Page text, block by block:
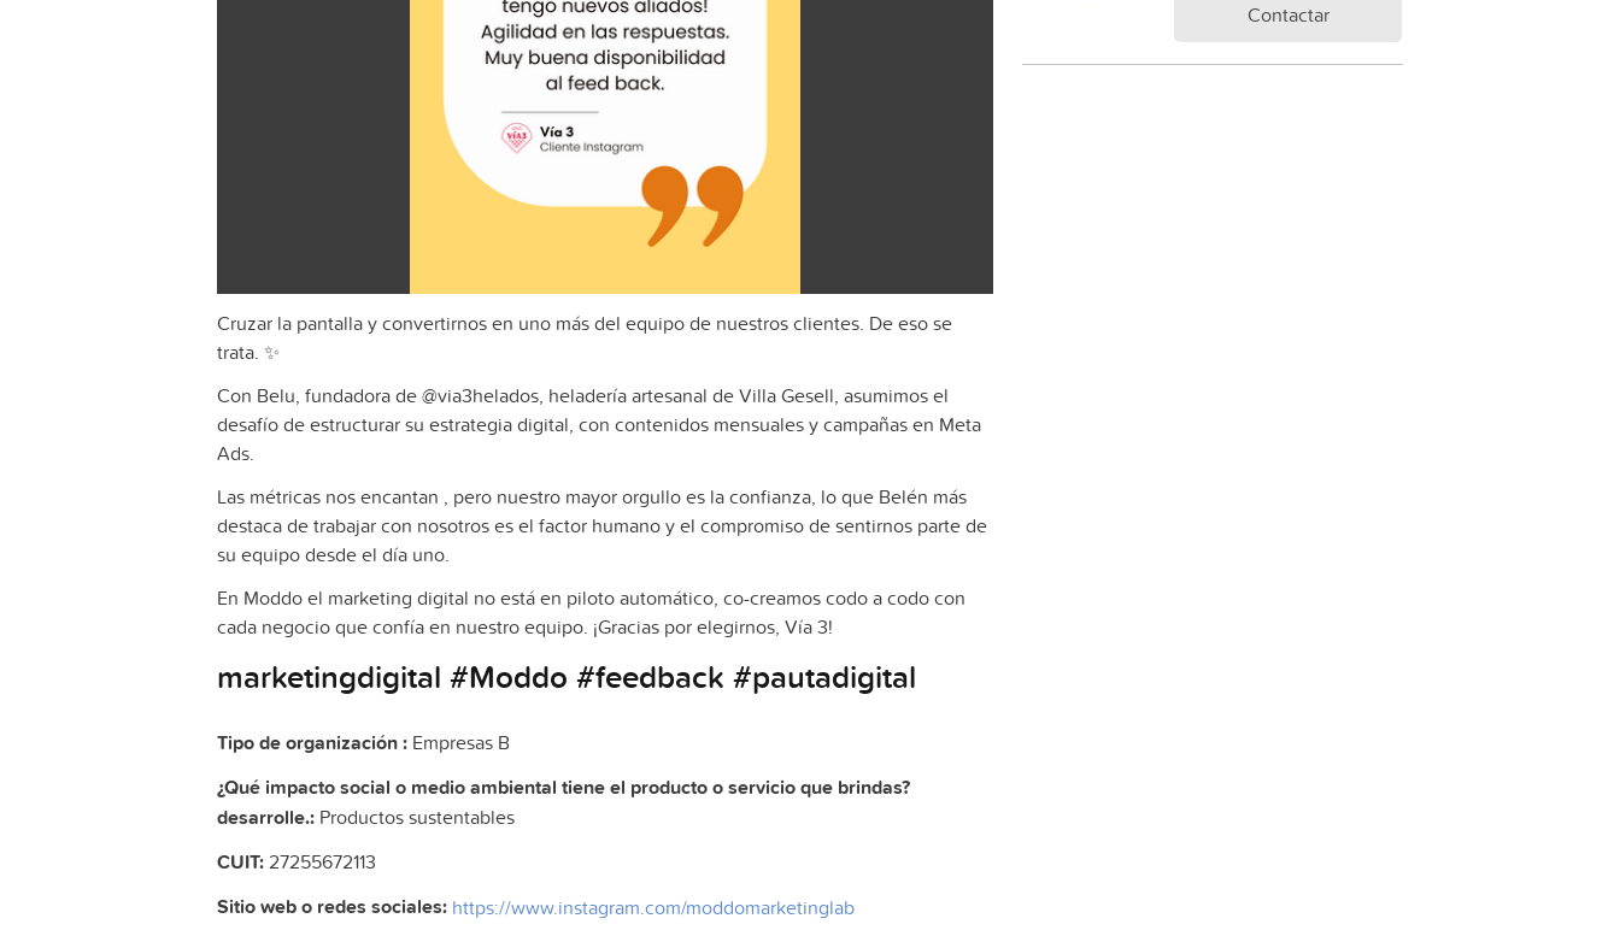
Cruzar la pantalla y convertirnos en uno más del equipo de nuestros clientes. De eso se
trata. ✨
Con Belu, fundadora de @via3helados, heladería artesanal de Villa Gesell, asumimos el
desafío de estructurar su estrategia digital, con contenidos mensuales y campañas en Meta
Ads.
Las métricas nos encantan , pero nuestro mayor orgullo es la confianza, lo que Belén más
destaca de trabajar con nosotros es el factor humano y el compromiso de sentirnos parte de
su equipo desde el día uno.
En Moddo el marketing digital no está en piloto automático, co-creamos codo a codo con
cada negocio que confía en nuestro equipo. ¡Gracias por elegirnos, Vía 3!
marketingdigital #Moddo #feedback #pautadigital
Tipo de organización : Empresas B
¿Qué impacto social o medio ambiental tiene el producto o servicio que brindas?
desarrolle.: Productos sustentables
CUIT:27255672113
Sitio web o redes sociales: https://www.instagram.com/moddomarketinglab
Contactar